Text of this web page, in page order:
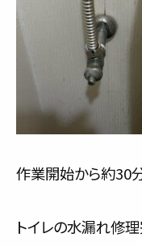
作業開始から約30
トイレの水漏れ修